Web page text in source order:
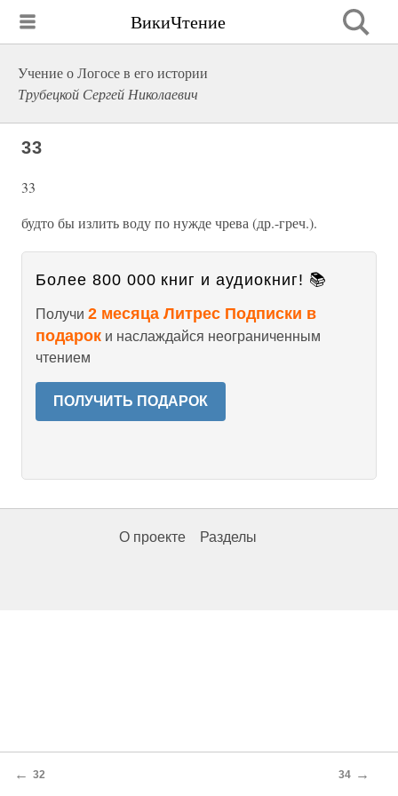
ВикиЧтение
Учение о Логосе в его истории
Трубецкой Сергей Николаевич
33
33
будто бы излить воду по нужде чрева (др.-греч.).
Более 800 000 книг и аудиокниг! 📚
Получи 2 месяца Литрес Подписки в
подарок и наслаждайся неограниченным
чтением
ПОЛУЧИТЬ ПОДАРОК
О проекте Разделы
← 32 34 →